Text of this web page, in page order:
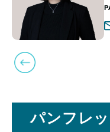
パンフレッ